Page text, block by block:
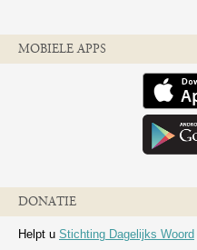
MOBIELE APPS
DONATIE
Helpt u Stichting Dagelijks Woord